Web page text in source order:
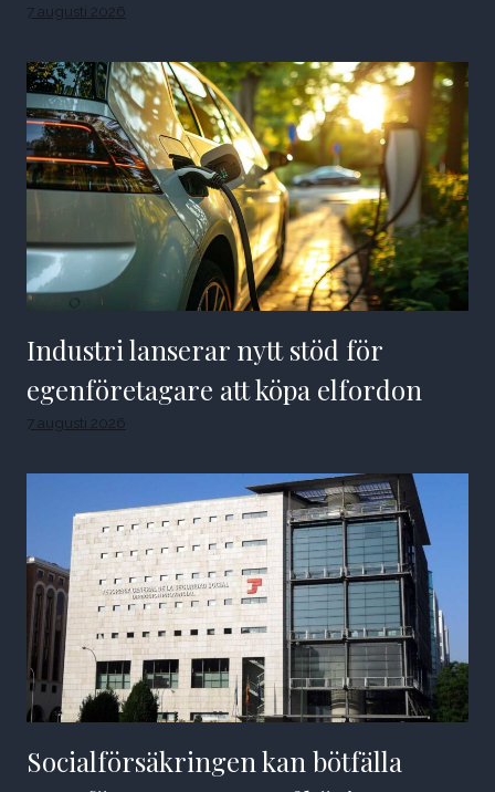
7 augusti 2026
Industri lanserar nytt stöd för
egenföretagare att köpa elfordon
7 augusti 2026
Socialförsäkringen kan bötfälla